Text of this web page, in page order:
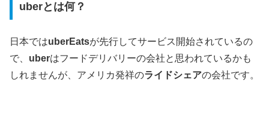
uberとは何？
日本ではuberEatsが先行してサービス開始されているの
で、 uberはフードデリバリーの会社と思われているかも
しれませんが、アメリカ発祥のライドシェアの会社です。